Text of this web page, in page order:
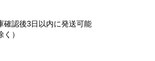
認後3日以内に発送可能
）